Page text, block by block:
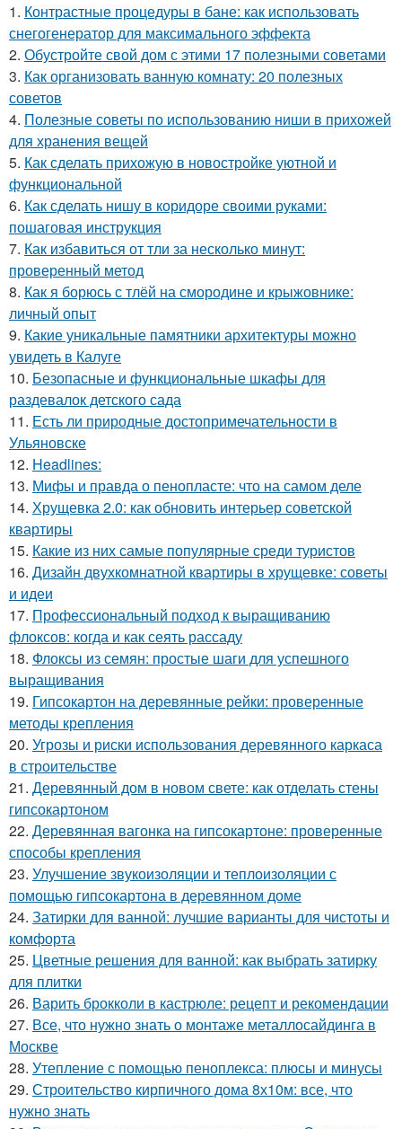
1. Контрастные процедуры в бане: как использовать
снегогенератор для максимального эффекта
2. Обустройте свой дом с этими 17 полезными советами
3. Как организовать ванную комнату: 20 полезных
советов
4. Полезные советы по использованию ниши в прихожей
для хранения вещей
5. Как сделать прихожую в новостройке уютной и
функциональной
6. Как сделать нишу в коридоре своими руками:
пошаговая инструкция
7. Как избавиться от тли за несколько минут:
проверенный метод
8. Как я борюсь с тлёй на смородине и крыжовнике:
личный опыт
9. Какие уникальные памятники архитектуры можно
увидеть в Калуге
10. Безопасные и функциональные шкафы для
раздевалок детского сада
11. Есть ли природные достопримечательности в
Ульяновске
12. Headlines:
13. Мифы и правда о пенопласте: что на самом деле
14. Хрущевка 2.0: как обновить интерьер советской
квартиры
15. Какие из них самые популярные среди туристов
16. Дизайн двухкомнатной квартиры в хрущевке: советы
и идеи
17. Профессиональный подход к выращиванию
флоксов: когда и как сеять рассаду
18. Флоксы из семян: простые шаги для успешного
выращивания
19. Гипсокартон на деревянные рейки: проверенные
методы крепления
20. Угрозы и риски использования деревянного каркаса
в строительстве
21. Деревянный дом в новом свете: как отделать стены
гипсокартоном
22. Деревянная вагонка на гипсокартоне: проверенные
способы крепления
23. Улучшение звукоизоляции и теплоизоляции с
помощью гипсокартона в деревянном доме
24. Затирки для ванной: лучшие варианты для чистоты и
комфорта
25. Цветные решения для ванной: как выбрать затирку
для плитки
26. Варить брокколи в кастрюле: рецепт и рекомендации
27. Все, что нужно знать о монтаже металлосайдинга в
Москве
28. Утепление с помощью пеноплекса: плюсы и минусы
29. Строительство кирпичного дома 8х10м: все, что
нужно знать